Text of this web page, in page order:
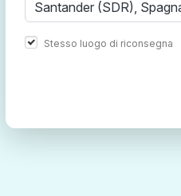
Stesso luogo di riconsegna